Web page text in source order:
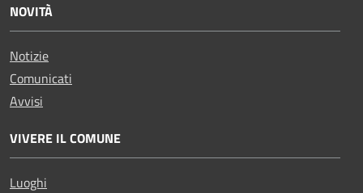
NOVITÀ
Notizie
Comunicati
Avvisi
VIVERE IL COMUNE
Luoghi